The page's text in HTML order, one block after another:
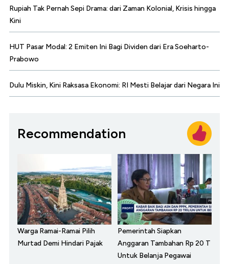
Rupiah Tak Pernah Sepi Drama: dari Zaman Kolonial, Krisis hingga
Kini
HUT Pasar Modal: 2 Emiten Ini Bagi Dividen dari Era Soeharto-
Prabowo
Dulu Miskin, Kini Raksasa Ekonomi: RI Mesti Belajar dari Negara Ini
Recommendation
Warga Ramai-Ramai Pilih
Murtad Demi Hindari Pajak
Pemerintah Siapkan
Anggaran Tambahan Rp 20 T
Untuk Belanja Pegawai